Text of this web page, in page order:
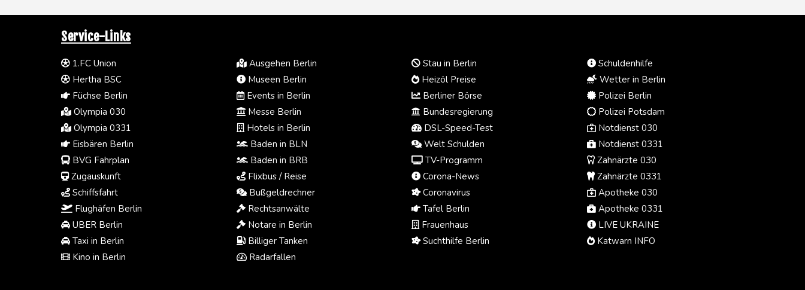
Nordamerika, wie am Sonntag
Datenbank Box Office Mojo ein
noch besseres Kinodebüt: Der
Marvel-Streifen "Avengers:
Endgame" spielte 2019 am
Wochenende seines weltweiten
Kinostarts 1,2 Milliarden Dollar ein.
Service-Links
1.FC Union
Hertha BSC
Füchse Berlin
Olympia 030
Olympia 0331
Eisbären Berlin
BVG Fahrplan
Zugauskunft
Schiffsfahrt
Flughäfen Berlin
UBER Berlin
Taxi in Berlin
Kino in Berlin
Ausgehen Berlin
Museen Berlin
Events in Berlin
Messe Berlin
Hotels in Berlin
Baden in BLN
Baden in BRB
Flixbus / Reise
Bußgeldrechner
Rechtsanwälte
Notare in Berlin
Billiger Tanken
Radarfallen
Stau in Berlin
Heizöl Preise
Berliner Börse
Bundesregierung
DSL-Speed-Test
Welt Schulden
TV-Programm
Corona-News
Coronavirus
Tafel Berlin
Frauenhaus
Suchthilfe Berlin
Schuldenhilfe
Wetter in Berlin
Polizei Berlin
Polizei Potsdam
Notdienst 030
Notdienst 0331
Zahnärzte 030
Zahnärzte 0331
Apotheke 030
Apotheke 0331
LIVE UKRAINE
Katwarn INFO